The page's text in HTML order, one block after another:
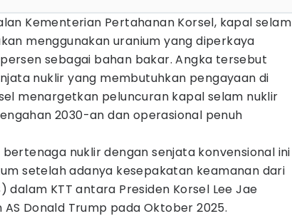
Kementerian Pertahanan Korsel, kapal selam
menggunakan uranium yang diperkaya
sebagai bahan bakar. Angka tersebut
nuklir yang membutuhkan pengayaan di
menargetkan peluncuran kapal selam nuklir
2030-an dan operasional penuh
nuklir dengan senjata konvensional ini
setelah adanya kesepakatan keamanan dari
dalam KTT antara Presiden Korsel Lee Jae
AS Donald Trump pada Oktober 2025.